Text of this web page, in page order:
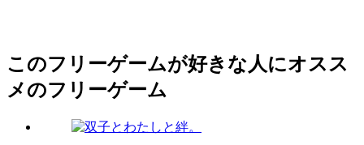
このフリーゲームが好きな人にオスス
メのフリーゲーム